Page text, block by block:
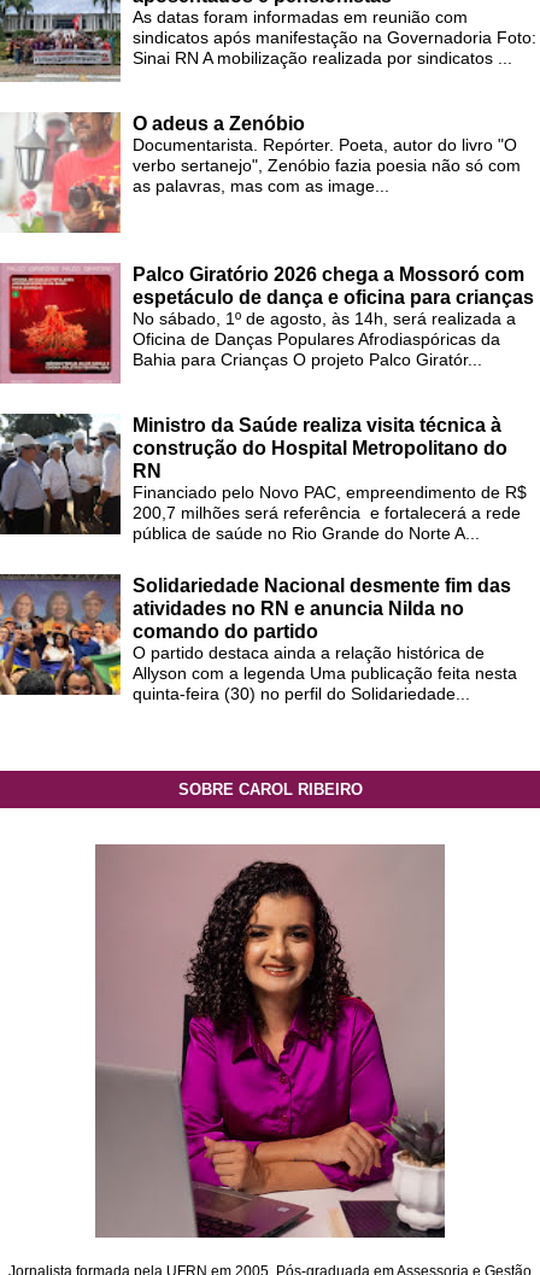
As datas foram informadas em reunião com
sindicatos após manifestação na Governadoria Foto:
Sinai RN A mobilização realizada por sindicatos ...
O adeus a Zenóbio
Documentarista. Repórter. Poeta, autor do livro "O
verbo sertanejo", Zenóbio fazia poesia não só com
as palavras, mas com as image...
Palco Giratório 2026 chega a Mossoró com
espetáculo de dança e oficina para crianças
No sábado, 1º de agosto, às 14h, será realizada a
Oficina de Danças Populares Afrodiaspóricas da
Bahia para Crianças O projeto Palco Giratór...
Ministro da Saúde realiza visita técnica à
construção do Hospital Metropolitano do
RN
Financiado pelo Novo PAC, empreendimento de R$
200,7 milhões será referência e fortalecerá a rede
pública de saúde no Rio Grande do Norte A...
Solidariedade Nacional desmente fim das
atividades no RN e anuncia Nilda no
comando do partido
O partido destaca ainda a relação histórica de
Allyson com a legenda Uma publicação feita nesta
quinta-feira (30) no perfil do Solidariedade...
SOBRE CAROL RIBEIRO
Jornalista formada pela UFRN em 2005. Pós-graduada em Assessoria e Gestão